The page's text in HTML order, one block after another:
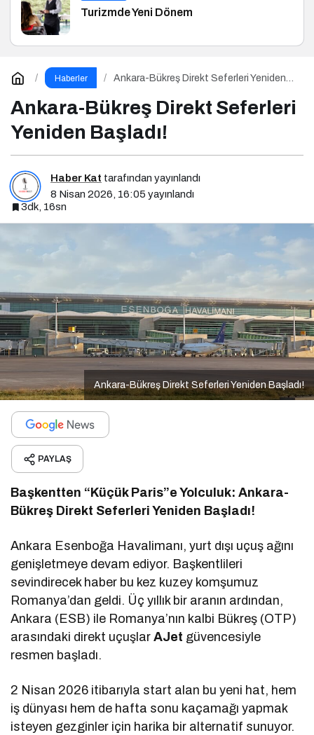
Turizmde Yeni Dönem
Haberler
Ankara-Bükreş Direkt Seferleri Yeniden
Ankara-Bükreş Direkt Seferleri
Yeniden Başladı!
Haber Kat tarafından yayınlandı
8 Nisan 2026, 16:05 yayınlandı
3dk, 16sn
Ankara-Bükreş Direkt Seferleri Yeniden Başladı!
PAYLAŞ
Başkentten “Küçük Paris”e Yolculuk: Ankara-
Bükreş Direkt Seferleri Yeniden Başladı!
Ankara Esenboğa Havalimanı, yurt dışı uçuş ağını
genişletmeye devam ediyor. Başkentlileri
sevindirecek haber bu kez kuzey komşumuz
Romanya’dan geldi. Üç yıllık bir aranın ardından,
Ankara (ESB) ile Romanya’nın kalbi Bükreş (OTP)
arasındaki direkt uçuşlarAJet güvencesiyle
resmen başladı.
2 Nisan 2026 itibarıyla start alan bu yeni hat, hem
iş dünyası hem de hafta sonu kaçamağı yapmak
isteyen gezginler için harika bir alternatif sunuyor.